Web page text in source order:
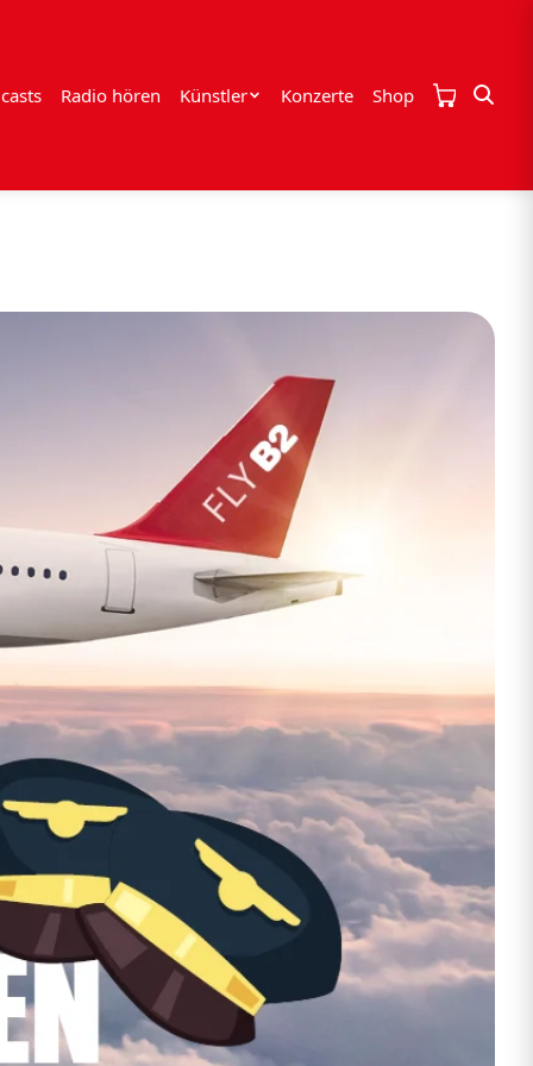
Radio hören Künstler Konzerte Shop